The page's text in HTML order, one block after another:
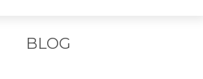
BLOG